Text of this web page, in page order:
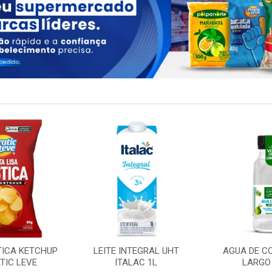
KETCHUP
LEVE
LEITE INTEGRAL UHT
ITALAC 1L
AGUA DE